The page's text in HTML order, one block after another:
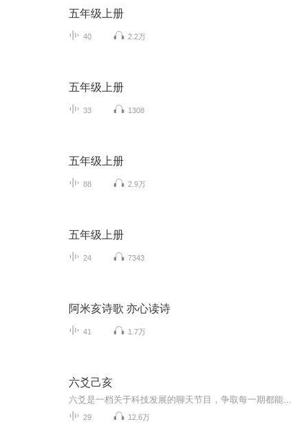
五年级上册
40 2.2万
五年级上册
33 1308
五年级上册
88 2.9万
五年级上册
24 7343
阿米亥诗歌 亦心读诗
41 1.7万
六爻己亥
29 12.6万